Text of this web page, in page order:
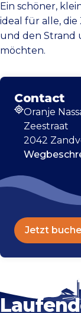
Ein schöner,
ideal für alle,
und den Strand
möchten.
Contact
Adresse
Oranje
Zeestraat
2042
Jetzt
Bleib